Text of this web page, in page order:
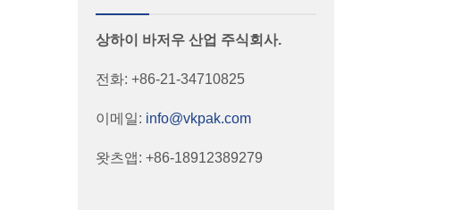
상하이 바저우 산업 주식회사.
전화: +86-21-34710825
이메일: info@vkpak.com
왓츠앱: +86-18912389279